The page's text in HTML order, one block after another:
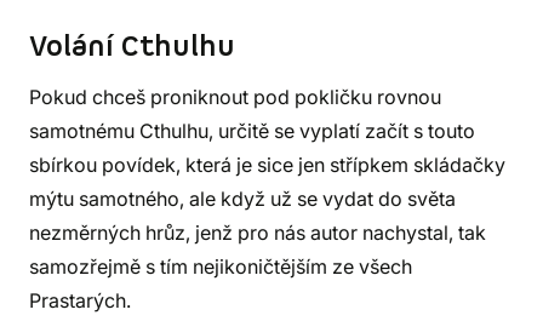
Volání Cthulhu
Pokud chceš proniknout pod pokličku rovnou
samotnému Cthulhu, určitě se vyplatí začít s touto
sbírkou povídek, která je sice jen střípkem skládačky
mýtu samotného, ale když už se vydat do světa
nezměrných hrůz, jenž pro nás autor nachystal, tak
samozřejmě s tím nejikoničtějším ze všech
Prastarých.